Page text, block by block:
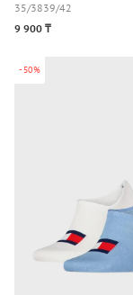
35/3839/42
9 900 ₸
-50%